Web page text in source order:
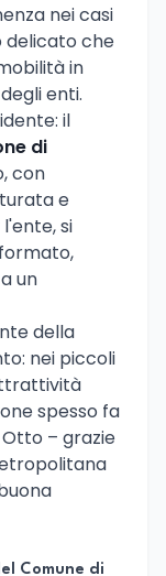
nei casi
delicato che
in
enti.
il
di
con
e
si
un
della
nei piccoli
spesso fa
– grazie
Comune di